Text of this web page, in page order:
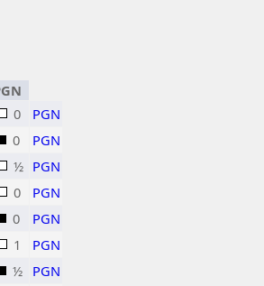
0
PGN
0
PGN
½ PGN
0
PGN
0
PGN
1
PGN
½ PGN